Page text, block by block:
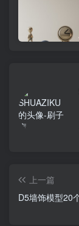
上一篇
D5墙饰模型20